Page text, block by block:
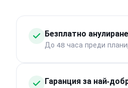
Безплатно анулиране
До 48 часа преди
Гаранция за най-